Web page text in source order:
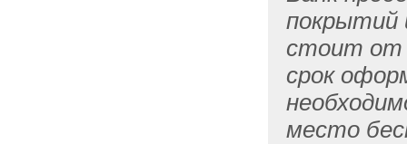
покрытий
стоит от
срок
место